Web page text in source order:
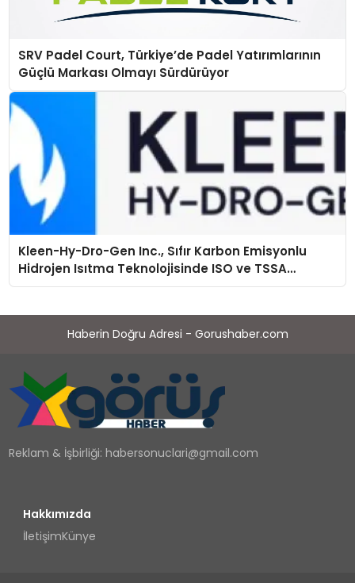
SRV Padel Court, Türkiye’de Padel Yatırımlarının
Güçlü Markası Olmayı Sürdürüyor
Kleen-Hy-Dro-Gen Inc., Sıfır Karbon Emisyonlu
Hidrojen Isıtma Teknolojisinde ISO ve TSSA
Düzenleyici Onaylarını Aldı
Haberin Doğru Adresi - Gorushaber.com
Reklam & İşbirliği:habersonuclari@gmail.com
Hakkımızda
İletişimKünye